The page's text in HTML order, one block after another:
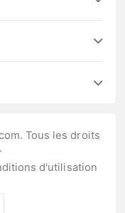
Tous les droits
d'utilisation